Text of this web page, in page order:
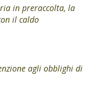
in preraccolta, la
il caldo
agli obblighi di